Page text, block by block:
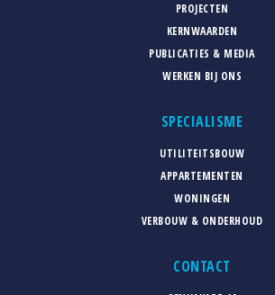
PROJECTEN
KERNWAARDEN
PUBLICATIES & MEDIA
WERKEN BIJ ONS
SPECIALISME
UTILITEITSBOUW
APPARTEMENTEN
WONINGEN
VERBOUW & ONDERHOUD
CONTACT